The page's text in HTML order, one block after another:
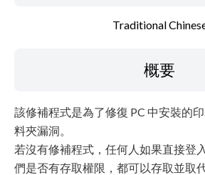
Traditional
概要
該修補程式是為了修復 PC 中安裝的
料夾漏洞。
若沒有修補程式，任何人如果直接登
們是否有存取權限，都可以存取並取